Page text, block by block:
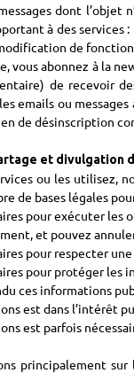
dont
à des
de
vous abonnez à la
de recevoir
emails ou
de désinscription
et divulgation
ou les
de bases légales
pour exécuter
et pouvez
pour respecter
pour protéger les
ces informations
est dans l’intérêt
est parfois
principalement